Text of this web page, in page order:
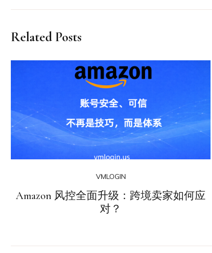
Related Posts
VMLOGIN
Amazon 风控全面升级：跨境卖家如何应
对？